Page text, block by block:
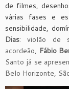
de filmes,
várias fases e
sensibilidade,
Dias: violão de
acordeão, Fábio
Santo já se
Belo Horizonte,